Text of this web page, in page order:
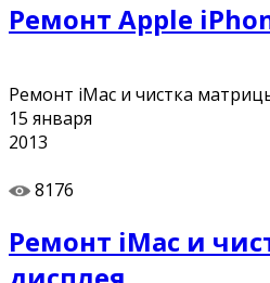
Ремонт Apple
Ремонт iMac и чистка
15 января
2013
8176
Ремонт iMac и